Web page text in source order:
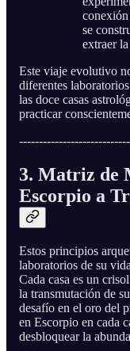
se
extraer
Este viaje evolutivo
diferentes
las doce casas
practicar
3. Matriz de
Escorpio a
Estos principios
laboratorios de su
Cada casa es un
la transmutación de
desafío en el oro del
en Escorpio en cada
desbloquear la